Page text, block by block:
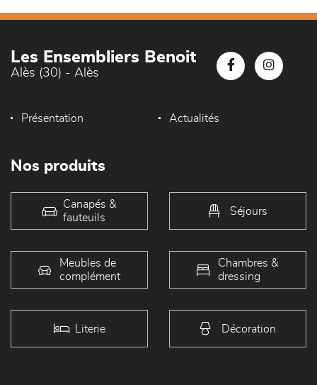
Les Ensembliers Benoit
Alès (30) - Alès
Présentation Actualités
Nos produits
Canapés &
fauteuils
Séjours
Meubles de
complément
Chambres &
dressing
Literie Décoration